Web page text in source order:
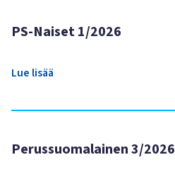
PS-Naiset 1/2026
Lue lisää
Perussuomalainen 3/2026